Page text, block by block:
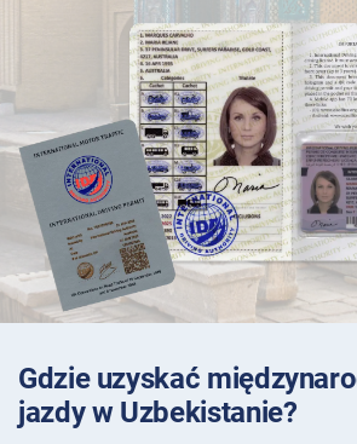
Gdzie uzyskać
jazdy w Uzbekistanie?